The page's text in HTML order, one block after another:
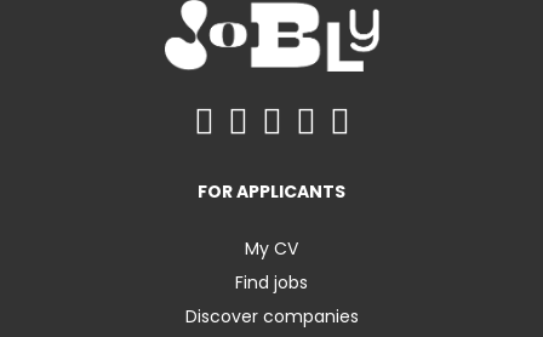
FOR APPLICANTS
My CV
Find jobs
Discover companies